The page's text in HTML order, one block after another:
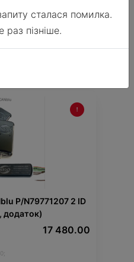
24 884.90
P/N79771207 2 ID
додаток)
17 480.00
сталася помилка.
пізніше.